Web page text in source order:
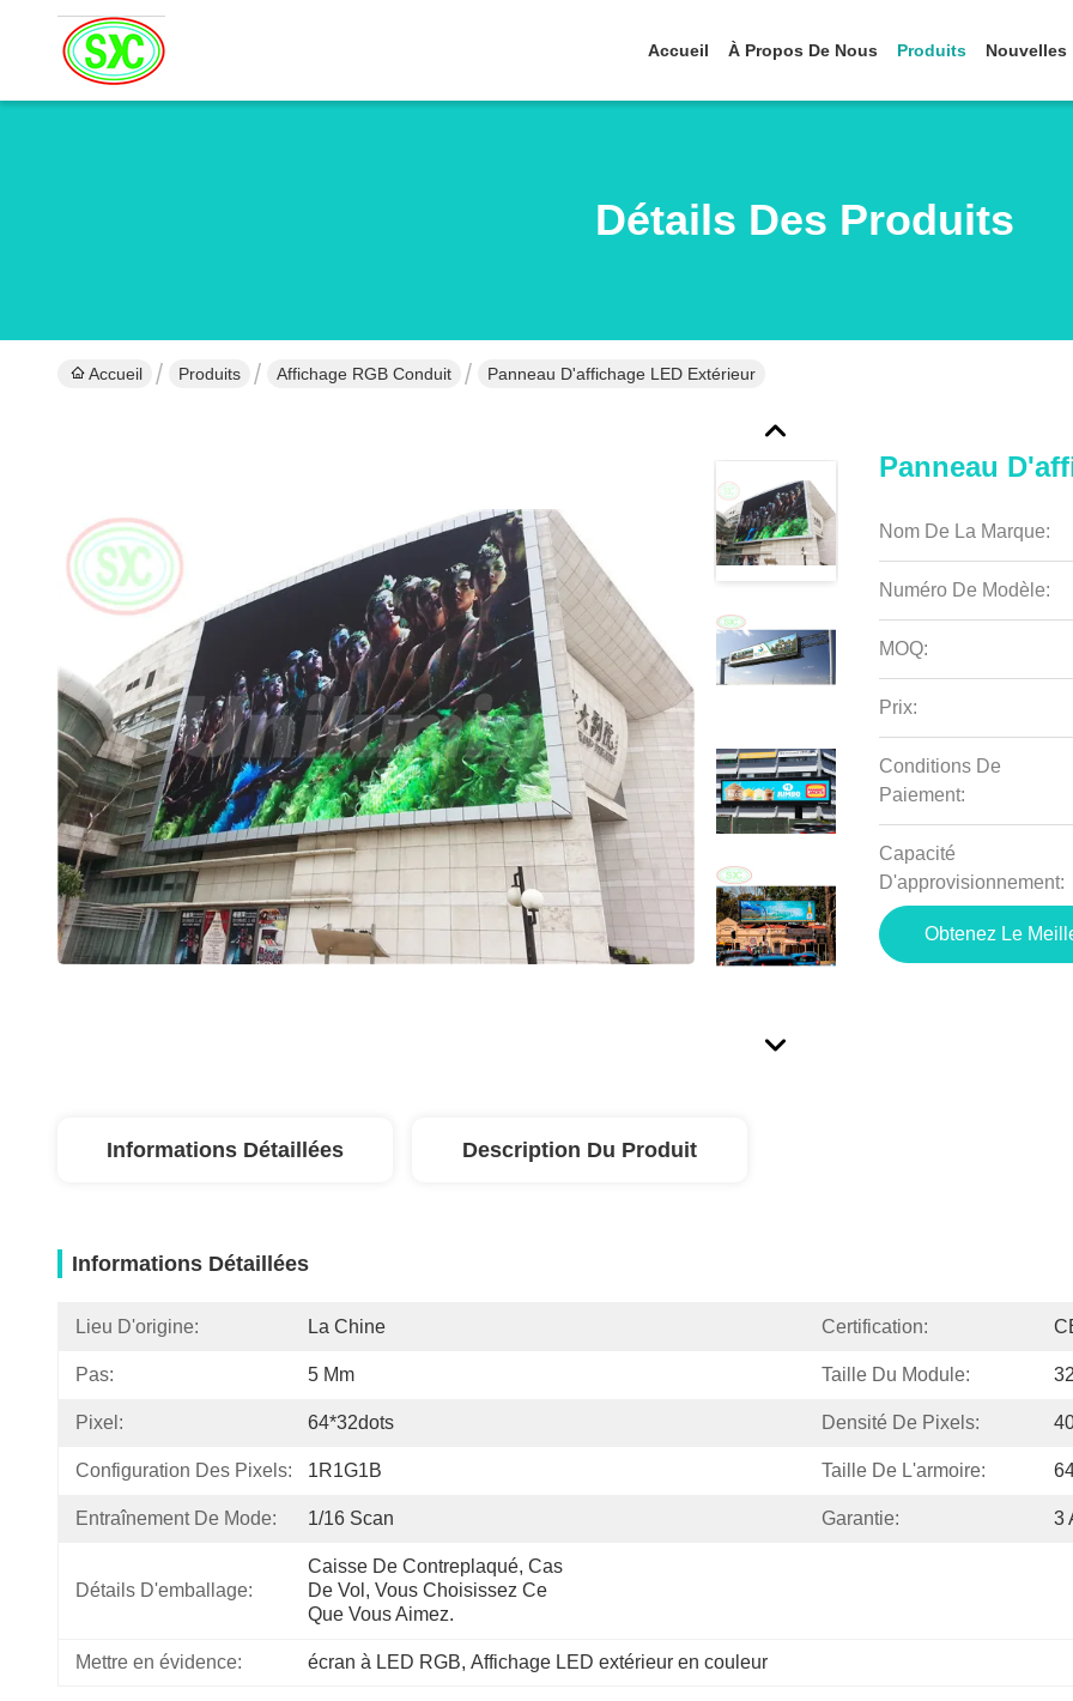
Accueil À Propos De Nous Produits Nouvelles
Détails Des Produits
Accueil Produits Affichage RGB Conduit Panneau D'affichage LED Extérieur
Panneau
Nom De La Marque:
Numéro De Modèle:
MOQ:
Prix:
Conditions De
Paiement:
Capacité
D'approvisionnement:
Obtenez Le
Informations Détaillées Description Du Produit
Informations Détaillées
Lieu D'origine: La Chine Certification:
Pas: 5 Mm Taille Du Module:
Pixel: 64*32dots Densité De Pixels:
Configuration Des Pixels: 1R1G1B Taille De L'armoire:
Entraînement De Mode: 1/16 Scan Garantie: 3
Détails D'emballage:
Caisse De Contreplaqué, Cas
De Vol, Vous Choisissez Ce
Que Vous Aimez.
Mettre en évidence: écran à LED RGB, Affichage LED extérieur en couleur